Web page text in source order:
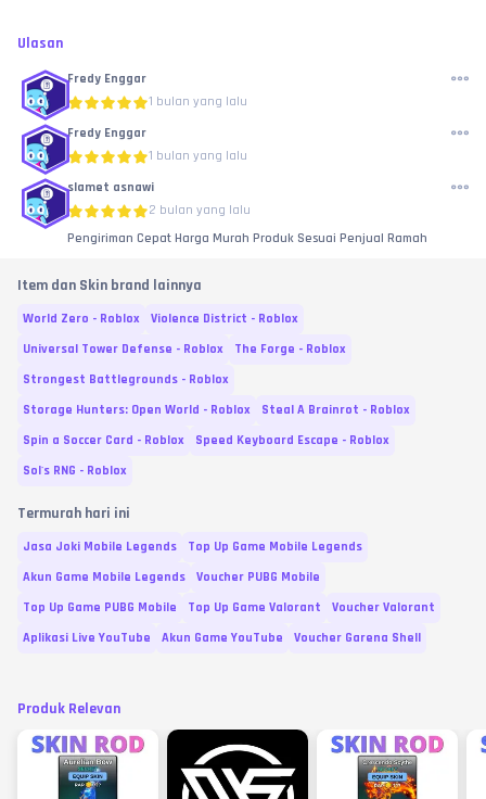
Ulasan
Fredy Enggar
1 bulan yang lalu
Fredy Enggar
1 bulan yang lalu
slamet asnawi
2 bulan yang lalu
Pengiriman Cepat Harga Murah Produk Sesuai Penjual Ramah
Item dan Skin brand lainnya
World Zero - Roblox
Violence District - Roblox
Universal Tower Defense - Roblox
The Forge - Roblox
Strongest Battlegrounds - Roblox
Storage Hunters: Open World - Roblox
Steal A Brainrot - Roblox
Spin a Soccer Card - Roblox
Speed Keyboard Escape - Roblox
Sol's RNG - Roblox
Termurah hari ini
Jasa Joki Mobile Legends
Top Up Game Mobile Legends
Akun Game Mobile Legends
Voucher PUBG Mobile
Top Up Game PUBG Mobile
Top Up Game Valorant
Voucher Valorant
Aplikasi Live YouTube
Akun Game YouTube Voucher Garena Shell
Produk Relevan